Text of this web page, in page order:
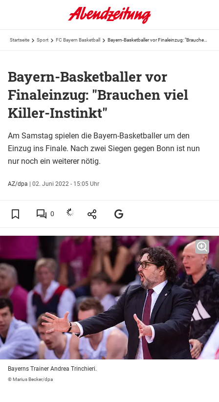
Startseite Sport FC Bayern Basketball
Bayern-Basketballer vor
Finaleinzug: "Brauchen viel
Killer-Instinkt"
Am Samstag spielen die Bayern-Basketballer um den
Einzug ins Finale. Nach zwei Siegen gegen Bonn ist nun
nur noch ein weiterer nötig.
AZ/dpa | 02. Juni 2022 - 15:05 Uhr
0
Bayerns Trainer Andrea Trinchieri.
© Marius Becker/dpa